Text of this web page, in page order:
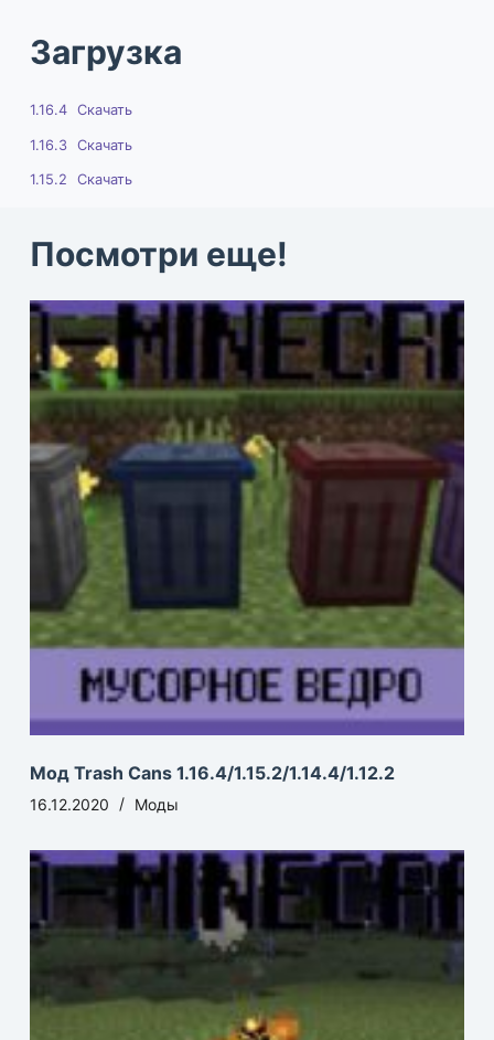
Загрузка
1.16.4 Скачать
1.16.3 Скачать
1.15.2 Скачать
Посмотри еще!
Мод Trash Cans 1.16.4/1.15.2/1.14.4/1.12.2
16.12.2020 Моды